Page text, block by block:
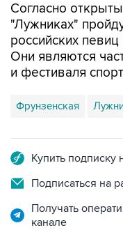
Согласно
"Лужниках"
российских
Они являются
и фестиваля
Фрунзенская
Купить
Подписаться на
Получать
канале